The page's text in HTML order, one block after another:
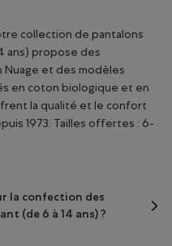
collection de pantalons
ans) propose des
et des modèles
en coton biologique et en
la qualité et le confort
1973. Tailles offertes : 6-
la confection des
(de 6 à 14 ans) ?